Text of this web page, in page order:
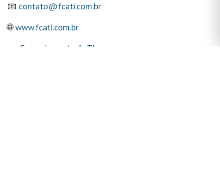
📧 contato@fcati.com.br
🌐www.fcati.com.br
Gerenciamento de TI